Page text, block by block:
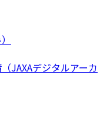
JAXAデジタルアーカ